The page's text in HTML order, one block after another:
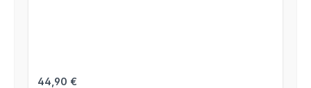
Regulärer Preis:
44,90 €